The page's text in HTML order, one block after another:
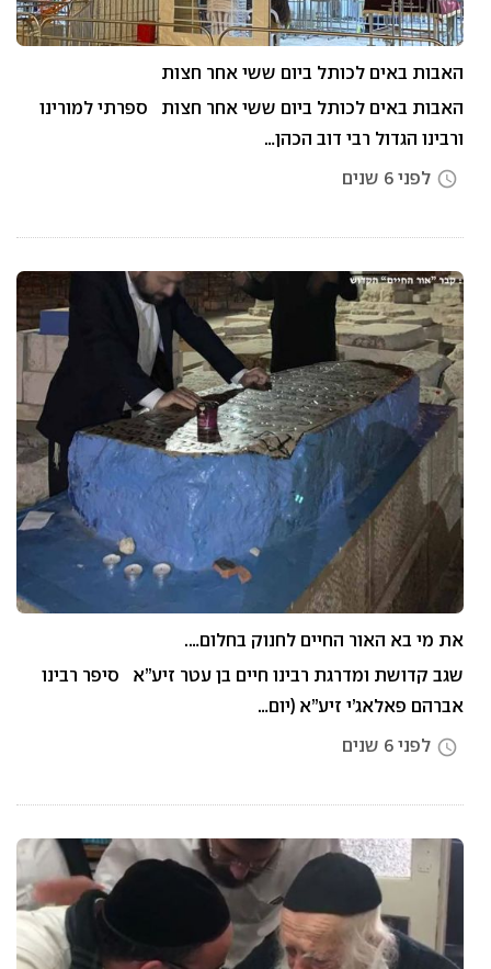
האבות באים לכותל ביום ששי אחר חצות
האבות באים לכותל ביום ששי אחר חצות ספרתי למורינו
ורבינו הגדול רבי דוב הכהן…
access_time לפני 6 שנים
את מי בא האור החיים לחנוק בחלום….
שגב קדושת ומדרגת רבינו חיים בן עטר זיע”א סיפר רבינו
אברהם פאלאג’י זיע”א (יום…
access_time לפני 6 שנים